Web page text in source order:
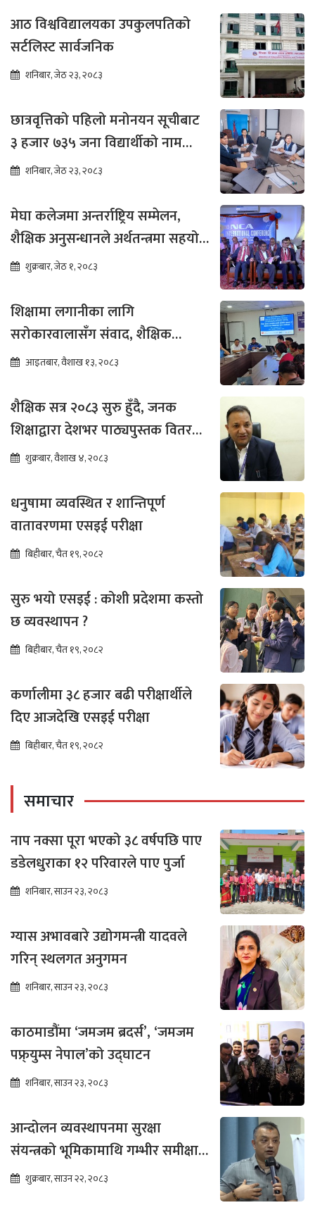
आठ विश्वविद्यालयका उपकुलपतिको
सर्टलिस्ट सार्वजनिक
शनिबार, जेठ २३, २०८३
छात्रवृत्तिको पहिलो मनोनयन सूचीबाट
३ हजार ७३५ जना विद्यार्थीको नाम
भर्नाका लागि सिफारिस
शनिबार, जेठ २३, २०८३
मेघा कलेजमा अन्तर्राष्ट्रिय सम्मेलन,
शैक्षिक अनुसन्धानले अर्थतन्त्रमा सहयोग
पुग्ने विश्वास
शुक्रबार, जेठ १, २०८३
शिक्षामा लगानीका लागि
सरोकारवालासँग संवाद, शैक्षिक
सुधारमा जोड
आइतबार, वैशाख १३, २०८३
शैक्षिक सत्र २०८३ सुरु हुँदै, जनक
शिक्षाद्वारा देशभर पाठ्यपुस्तक वितरण
तीव्रशुक्रबार, वैशाख ४, २०८३
धनुषामा व्यवस्थित र शान्तिपूर्ण
वातावरणमा एसइई परीक्षा
बिहीबार, चैत १९, २०८२
सुरु भयो एसइई : कोशी प्रदेशमा कस्तो
छ व्यवस्थापन ?
बिहीबार, चैत १९, २०८२
कर्णालीमा ३८ हजार बढी परीक्षार्थीले
दिए आजदेखि एसइई परीक्षा
बिहीबार, चैत १९, २०८२
समाचार
नाप नक्सा पूरा भएको ३८ वर्षपछि पाए
डडेलधुराका १२ परिवारले पाए पुर्जा
शनिबार, साउन २३, २०८३
ग्यास अभावबारे उद्योगमन्त्री यादवले
गरिन् स्थलगत अनुगमन
शनिबार, साउन २३, २०८३
काठमाडौंमा ‘जमजम ब्रदर्स’, ‘जमजम
पफ्र्युम्स नेपाल’को उद्घाटन
शनिबार, साउन २३, २०८३
आन्दोलन व्यवस्थापनमा सुरक्षा
संयन्त्रको भूमिकामाथि गम्भीर समीक्षा
आवश्यक : गगन थापा
शुक्रबार, साउन २२, २०८३